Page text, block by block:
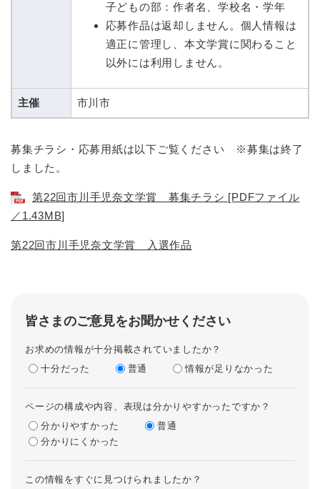
子どもの部：作者名、学校名・学年
応募作品は返却しません。個人情報は
適正に管理し、本文学賞に関わること
以外には利用しません。
主催 市川市
募集チラシ・応募用紙は以下ご覧ください ※募集は終了
しました。
第22回市川手児奈文学賞 募集チラシ [PDFファイル
／1.43MB]
第22回市川手児奈文学賞 入選作品
皆さまのご意見をお聞かせください
お求めの情報が十分掲載されていましたか？
十分だった
普通 情報が足りなかった
ページの構成や内容、表現は分かりやすかったですか？
分かりやすかった
普通
分かりにくかった
この情報をすぐに見つけられましたか？